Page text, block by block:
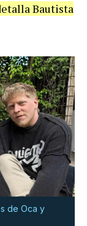
Bautista
de Oca y